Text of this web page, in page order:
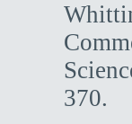
370.